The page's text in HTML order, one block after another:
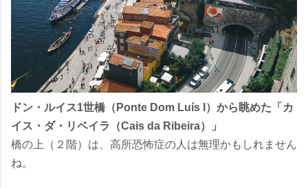
ドン・ルイス1世橋（Ponte Dom Luís I）から眺めた「カ
イス・ダ・リベイラ（Cais da Ribeira）」
橋の上（２階）は、高所恐怖症の人は無理かもしれません
ね。